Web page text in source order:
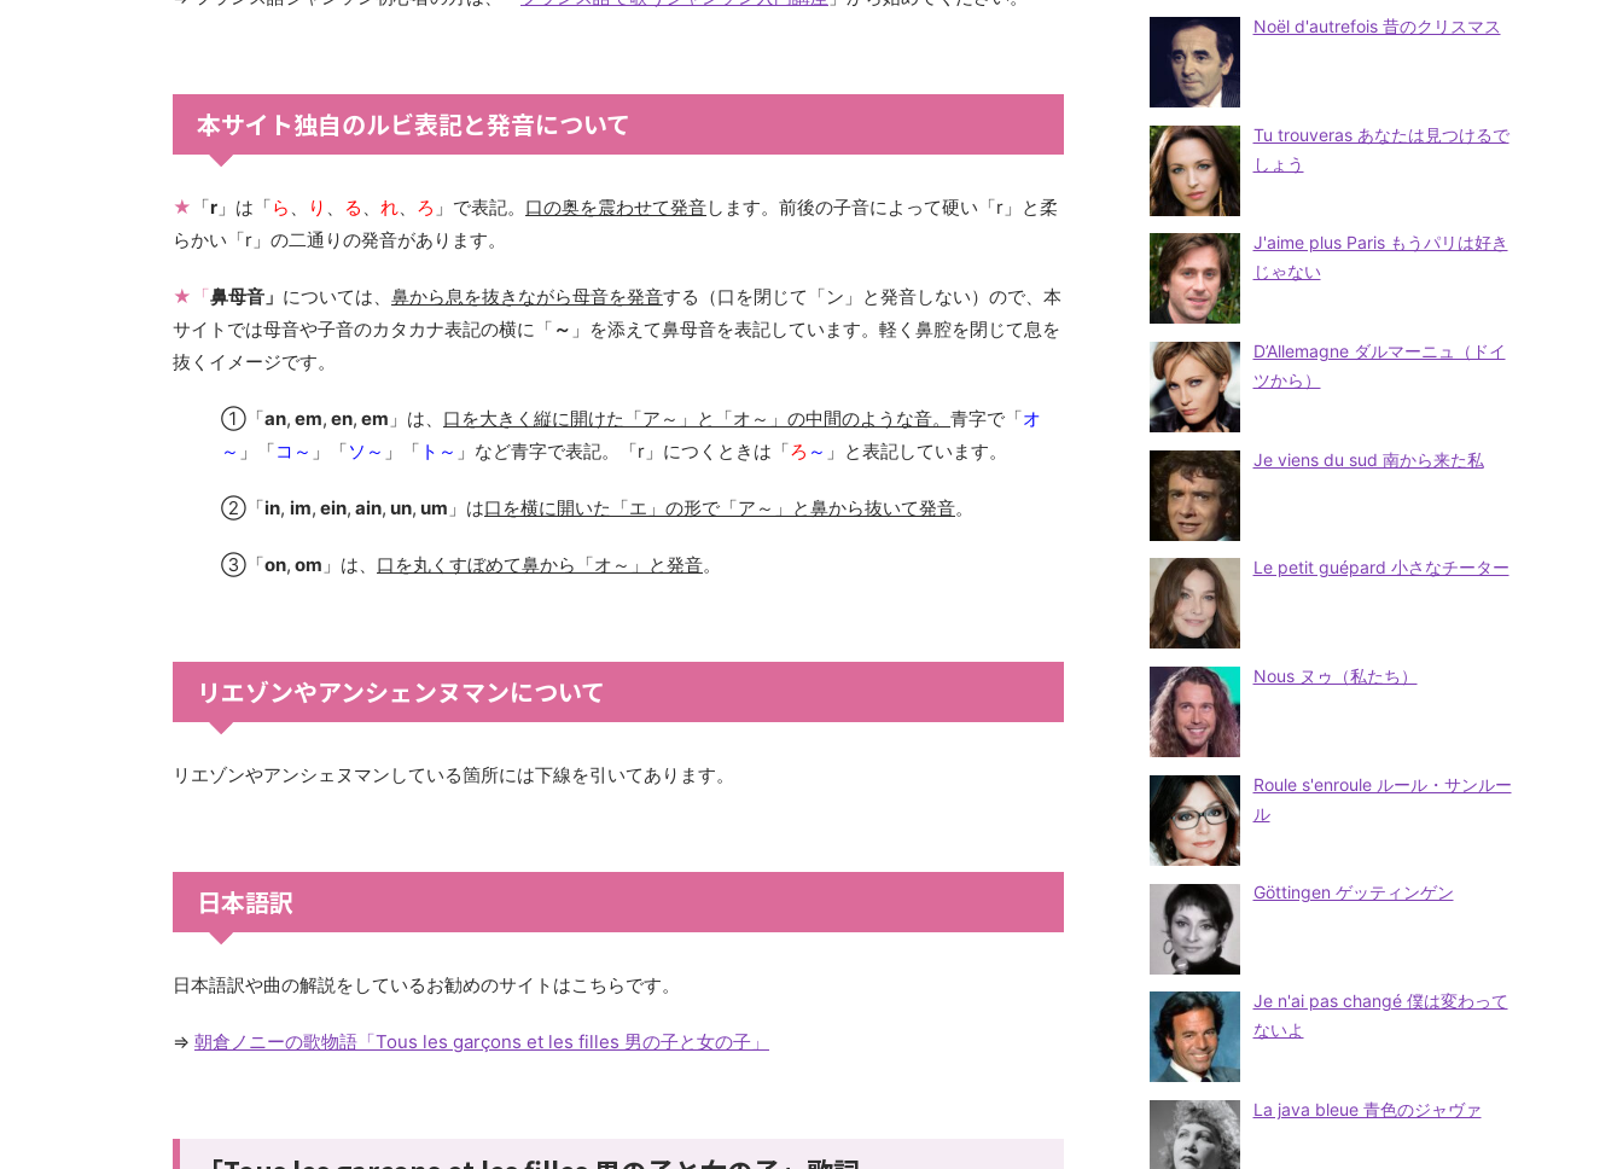
本サイト独自のルビ表記と発音について
★ 「r 」は「ら 、 り 、 る 、 れ、 ろ 」で表記。 口の奥を震わせて発音します。前後の子音によって硬い「r」と柔
らかい「r」の二通りの発音があります。
★「鼻母音」 については、 鼻から息を抜きながら母音を発音する（口を閉じて「ン」と発音しない）ので、本
サイトでは母音や子音のカタカナ表記の横に「 ～ 」を添えて鼻母音を表記しています。軽く鼻腔を閉じて息を
抜くイメージです。
①「an, em, en, em 」は、 口を大きく縦に開けた「ア～」と「オ～」の中間のような音。 青字で「オ
～ 」「コ～ 」「ソ～ 」「 ト～ 」など青字で表記。「r」につくときは「ろ ～ 」と表記しています。
②「in, im, ein, ain, un, um 」は口を横に開いた「エ」の形で「ア～」と鼻から抜いて発音。
③「on, om 」は、 口を丸くすぼめて鼻から「オ～ 」と発音。
リエゾンやアンシェンヌマンについて
リエゾンやアンシェヌマンしている箇所には下線を引いてあります。
日本語訳
日本語訳や曲の解説をしているお勧めのサイトはこちらです。
⇒ 朝倉ノニーの歌物語「Tous les garçons et les filles 男の子と女の子」
Noël d'autrefois 昔のクリスマス
Tu trouveras あなたは見つけるで
しょう
J'aime plus Paris もうパリは好き
じゃない
D’Allemagne ダルマーニュ（ドイ
ツから）
Je viens du sud 南から来た私
Le petit guépard 小さなチーター
Nous ヌゥ（私たち）
Roule s'enroule ルール・サンルー
ル
Göttingen ゲッティンゲン
Je n'ai pas changé 僕は変わって
ないよ
La java bleue 青色のジャヴァ